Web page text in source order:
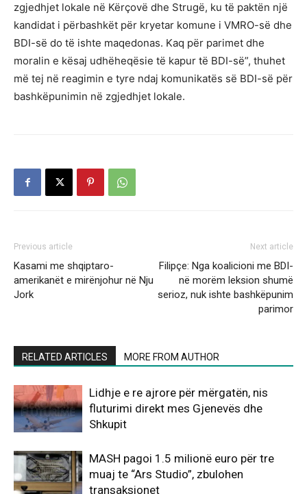
zgjedhjet lokale në Kërçovë dhe Strugë, ku të paktën një
kandidat i përbashkët për kryetar komune i VMRO-së dhe
BDI-së do të ishte maqedonas. Kaq për parimet dhe
moralin e kësaj udhëheqësie të kapur të BDI-së”, thuhet
më tej në reagimin e tyre ndaj komunikatës së BDI-së për
bashkëpunimin në zgjedhjet lokale.
Previous article
Kasami me shqiptaro-
amerikanët e mirënjohur në Nju
Jork
Next article
Filipçe: Nga koalicioni me BDI-
në morëm leksion shumë
serioz, nuk ishte bashkëpunim
parimor
RELATED ARTICLES MORE FROM AUTHOR
Lidhje e re ajrore për mërgatën, nis
fluturimi direkt mes Gjenevës dhe
Shkupit
MASH pagoi 1.5 milionë euro për tre
muaj te “Ars Studio”, zbulohen
transaksionet